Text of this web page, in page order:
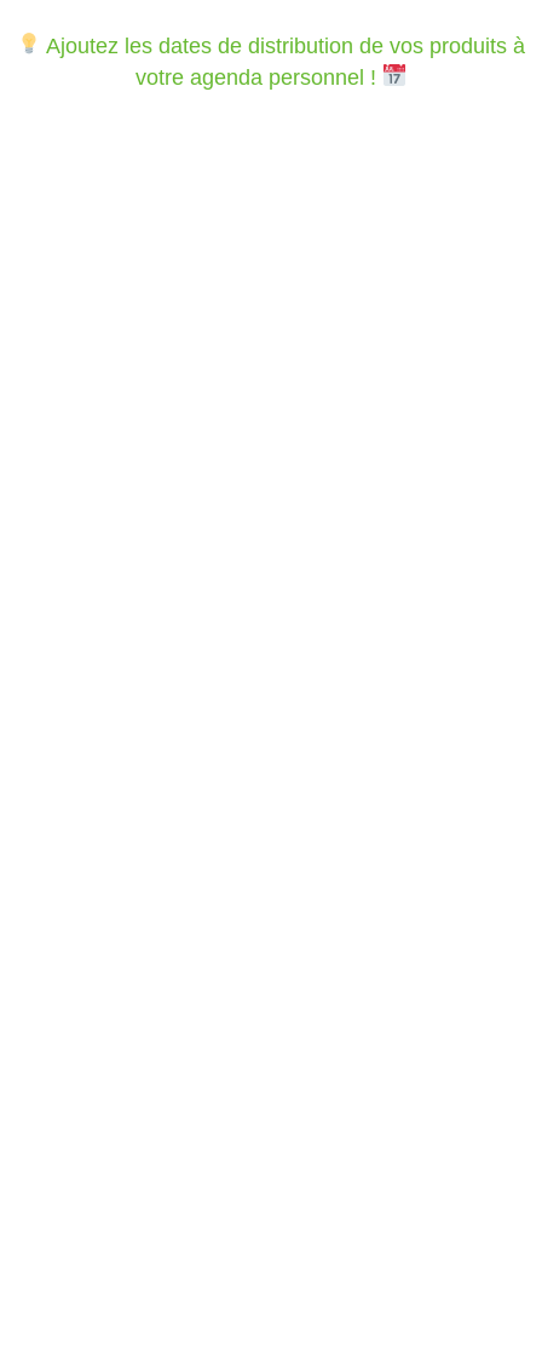
Ajoutez les dates de distribution de vos produits à
votre agenda personnel !